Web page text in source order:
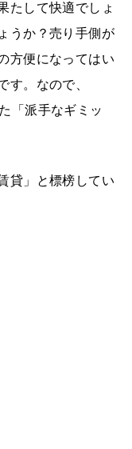
たして快適でしょ
うか？売り手側が
方便になってはい
す。なので、
「派手なギミッ
貸」と標榜してい